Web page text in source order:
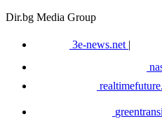
Dir.bg Media Group
3e-news.net |